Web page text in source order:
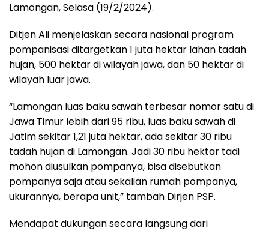
Lamongan, Selasa (19/2/2024).
Ditjen Ali menjelaskan secara nasional program
pompanisasi ditargetkan 1 juta hektar lahan tadah
hujan, 500 hektar di wilayah jawa, dan 50 hektar di
wilayah luar jawa.
“Lamongan luas baku sawah terbesar nomor satu di
Jawa Timur lebih dari 95 ribu, luas baku sawah di
Jatim sekitar 1,21 juta hektar, ada sekitar 30 ribu
tadah hujan di Lamongan. Jadi 30 ribu hektar tadi
mohon diusulkan pompanya, bisa disebutkan
pompanya saja atau sekalian rumah pompanya,
ukurannya, berapa unit,” tambah Dirjen PSP.
Mendapat dukungan secara langsung dari